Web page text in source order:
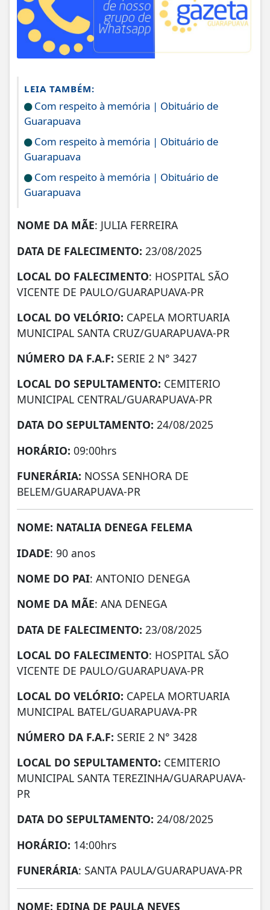
LEIA TAMBÉM:
Com respeito à memória | Obituário de
Guarapuava
Com respeito à memória | Obituário de
Guarapuava
Com respeito à memória | Obituário de
Guarapuava
NOME DA MÃE: JULIA FERREIRA
DATA DE FALECIMENTO: 23/08/2025
LOCAL DO FALECIMENTO: HOSPITAL SÃO
VICENTE DE PAULO/GUARAPUAVA-PR
LOCAL DO VELÓRIO: CAPELA MORTUARIA
MUNICIPAL SANTA CRUZ/GUARAPUAVA-PR
NÚMERO DA F.A.F: SERIE 2 N° 3427
LOCAL DO SEPULTAMENTO: CEMITERIO
MUNICIPAL CENTRAL/GUARAPUAVA-PR
DATA DO SEPULTAMENTO: 24/08/2025
HORÁRIO: 09:00hrs
FUNERÁRIA: NOSSA SENHORA DE
BELEM/GUARAPUAVA-PR
NOME: NATALIA DENEGA FELEMA
IDADE: 90 anos
NOME DO PAI: ANTONIO DENEGA
NOME DA MÃE: ANA DENEGA
DATA DE FALECIMENTO: 23/08/2025
LOCAL DO FALECIMENTO: HOSPITAL SÃO
VICENTE DE PAULO/GUARAPUAVA-PR
LOCAL DO VELÓRIO: CAPELA MORTUARIA
MUNICIPAL BATEL/GUARAPUAVA-PR
NÚMERO DA F.A.F: SERIE 2 N° 3428
LOCAL DO SEPULTAMENTO: CEMITERIO
MUNICIPAL SANTA TEREZINHA/GUARAPUAVA-
PR
DATA DO SEPULTAMENTO: 24/08/2025
HORÁRIO: 14:00hrs
FUNERÁRIA: SANTA PAULA/GUARAPUAVA-PR
NOME: EDINA DE PAULA NEVES